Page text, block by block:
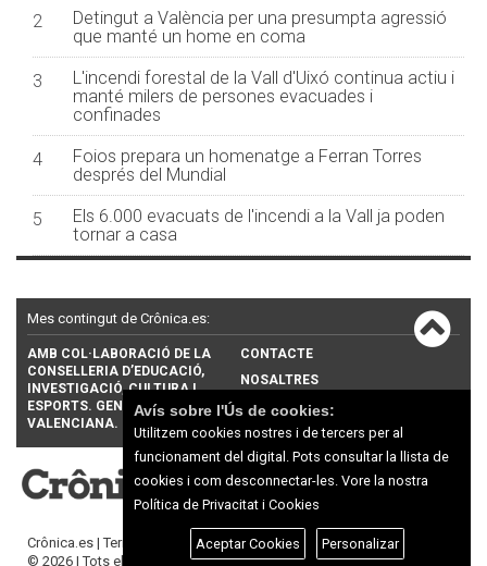
2
Detingut a València per una presumpta agressió
que manté un home en coma
3
L'incendi forestal de la Vall d'Uixó continua actiu i
manté milers de persones evacuades i
confinades
4
Foios prepara un homenatge a Ferran Torres
després del Mundial
5
Els 6.000 evacuats de l'incendi a la Vall ja poden
tornar a casa
Mes contingut de Crônica.es:
AMB COL·LABORACIÓ DE LA
CONSELLERIA D’EDUCACIÓ,
INVESTIGACIÓ, CULTURA I
ESPORTS. GENERALITAT
VALENCIANA.
CONTACTE
NOSALTRES
PUBLICITAT
Crônica.es |Termes d'ús
Protecció de dades
© 2026 | Tots els drets reservats
Avís sobre l'Ús de cookies:
Utilitzem cookies nostres i de tercers per al
funcionament del digital. Pots consultar la llista de
cookies i com desconnectar-les. Vore la nostra
Política de Privacitat i Cookies
Aceptar Cookies Personalizar